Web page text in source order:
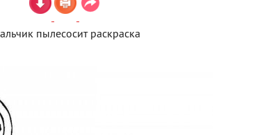
пылесосит раскраска